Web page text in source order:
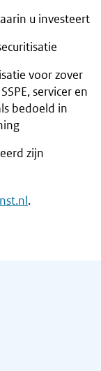
u investeert
voor zover
servicer en
bedoeld in
zijn
.